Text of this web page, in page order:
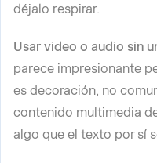
déjalo respirar.
Usar video o audio sin
parece impresionante
es decoración, no
contenido multimedia
algo que el texto por sí